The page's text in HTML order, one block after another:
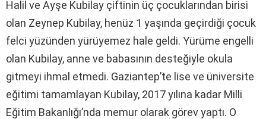
Halil ve Ayşe Kubilay çiftinin üç çocuklarından birisi
olan Zeynep Kubilay, henüz 1 yaşında geçirdiği çocuk
felci yüzünden yürüyemez hale geldi. Yürüme engelli
olan Kubilay, anne ve babasının desteğiyle okula
gitmeyi ihmal etmedi. Gaziantep’te lise ve üniversite
eğitimi tamamlayan Kubilay, 2017 yılına kadar Milli
Eğitim Bakanlığı’nda memur olarak görev yaptı. O